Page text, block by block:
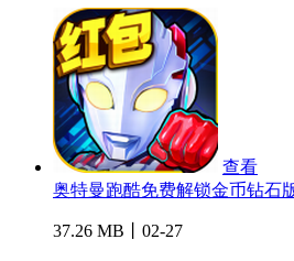
查看
奥特曼跑酷免费解锁金币钻石
37.26 MB丨02-27